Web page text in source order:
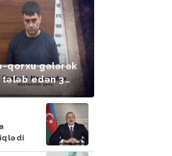
qorxu gələrək
tələb edən 3